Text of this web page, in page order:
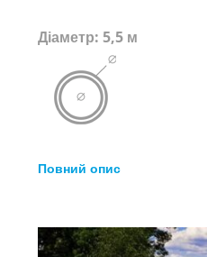
Діаметр: 5,5 м
Повний опис
Перейти
до